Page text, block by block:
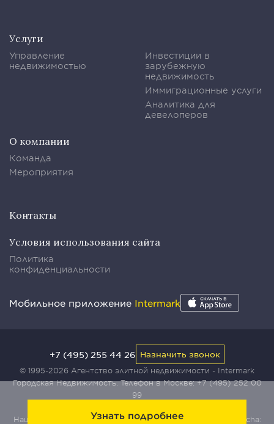
Узнать подробнее
Услуги
Управление
недвижимостью
Инвестиции в
зарубежную
недвижимость
Иммиграционные услуги
Аналитика для
девелоперов
О компании
Команда
Мероприятия
Контакты
Условия использования сайта
Политика
конфиденциальности
Мобильное приложение Intermark
© 1995-2026 Агентство элитной недвижимости - Intermark
Городская Недвижимость. Телефон в Москве:+7 (495) 252 00
99
Наш сайт защищен с помощью сервиса Yandex SmartCaptcha:
+7 (495) 255 44 26 Назначить звонок